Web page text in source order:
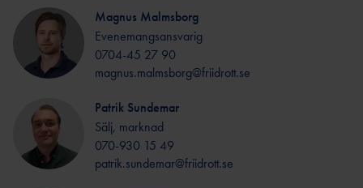
ET
VUXEN- &
MOTIONSVERKSAMHET
FOLKSP
ALLMÄNNA
ARVSFONDEN
FUNKTIONÄRER
DISTRIKTSSTART
ER
FÖRBUNDSSTART
ER
MÅLFOTODOMA
RE
NATIONELL
Magnus Malmsborg
Evenemangsansvarig
0704-45 27 90
magnus.malmsborg@friidrott.se
Patrik Sundemar
Sälj, marknad
070-930 15 49
patrik.sundemar@friidrott.se